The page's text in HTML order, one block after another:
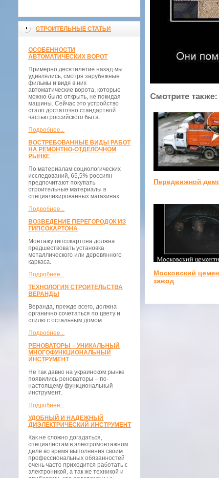
СТРОИТЕЛЬНЫЕ СТАТЬИ
ОСОБЕННОСТИ
АВТОМАТИЧЕСКИХ ВОРОТ
Примерно десятилетие назад мы
удивлялись, смотря зарубежные
фильмы и видя в них
автоматические ворота, которые
можно было открыть, не покидая
машины. Сейчас это устройство
стало достаточно стандартной
частью российского быта.
Подробнее...
ВОСТРЕБОВАННЫЕ ВИДЫ РАБОТ
НА РЕМОНТНО-ОТДЕЛОЧНОМ
РЫНКЕ
По материалам социологических
исследований, 65,5% россиян
предпочитают покупать
строительные материалы в
специализированных магазинах.
Подробнее...
ВОЗВЕДЕНИЕ ПЕРЕГОРОДОК ИЗ
ГИПСОКАРТОНА
Монтажу гипсокартона должна
предшествовать установка
металлического или деревянного
каркаса.
Подробнее...
ТЕХНОЛОГИЯ СТРОИТЕЛЬСТВА
ВЕРАНДЫ
Веранда, прежде всего, должна
органично сочетаться по цвету и
стилю с остальным домом.
Подробнее...
РЕНОВАТОРЫ – УНИКАЛЬНЫЙ
МНОГОФУНКЦИОНАЛЬНЫЙ
ИНСТРУМЕНТ
Не так давно на украинском рынке
появились реноваторы – по-
настоящему функциональный
инструмент.
Подробнее...
УДОБНЫЙ И НАДЕЖНЫЙ
ДИЭЛЕКТРИЧЕСКИЙ ИНСТРУМЕНТ
Как не сложно догадаться,
специалистам в электромонтажном
деле во время выполнения своим
профессиональных обязанностей
очень часто приходится работать с
электроникой, а так же техникой и
Смотрите также:
Передвижной
Московский
завод